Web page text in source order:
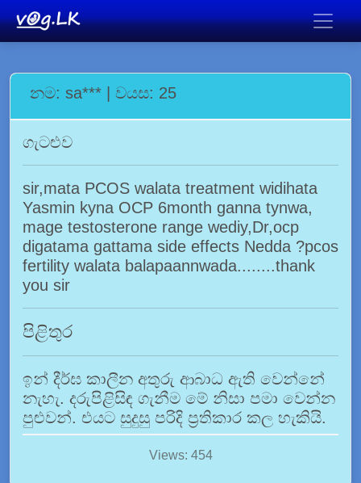
නම: sa*** | වයස: 25
ගැටළුව
sir,mata PCOS walata treatment widihata
Yasmin kyna OCP 6month ganna tynwa,
mage testosterone range wediy,Dr,ocp
digatama gattama side effects Nedda ?pcos
fertility walata balapaannwada........thank
you sir
පිළිතුර
ඉන් දීර්ඝ කාලීන අතුරු ආබාධ ඇති වෙන්නේ
නැහැ. දරුපිළිසිඳ ගැනීම මේ නිසා පමා වෙන්න
පුළුවන්. එයට සුදුසු පරිදි ප්‍රතිකාර කල හැකියි.
Views: 454